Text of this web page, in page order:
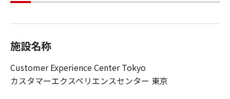
施設名称
Customer Experience Center Tokyo
カスタマーエクスペリエンスセンター 東京